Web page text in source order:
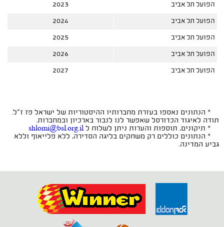
הפועל תל אביב 2023
הפועל תל אביב 2024
הפועל תל אביב 2025
הפועל תל אביב 2026
הפועל תל אביב 2027
* הנתונים נאספו בעזרת מחברותיו ההיסטוריות של ישראל פז ז"ל.
תודה לאיגוד הכדורסל שאפשר לנו לנבור בארכיון ובמחברות.
* תיקונים, תוספות והערות ניתן לשלוח ל shlomi@bsl.org.il
* הנתונים כוללים רק משחקים בליגה הסדירה, ללא פלייאוף וללא
גביע המדינה.